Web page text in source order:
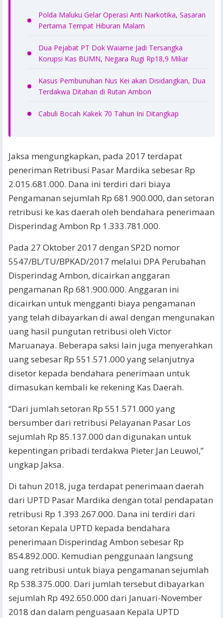
Polda Maluku Gelar Operasi Anti Narkotika, Sasaran
Pertama Tempat Hiburan Malam
Dua Pejabat PT Dok Waiame Jadi Tersangka
Korupsi Kas BUMN, Negara Rugi Rp18,9 Miliar
Kasus Pembunuhan Nus Kei akan Disidangkan, Dua
Terdakwa Ditahan di Rutan Ambon
Cabuli Bocah Kakek 70 Tahun Ini Ditangkap
Jaksa mengungkapkan, pada 2017 terdapat
peneriman Retribusi Pasar Mardika sebesar Rp
2.015.681.000. Dana ini terdiri dari biaya
Pengamanan sejumlah Rp 681.900.000, dan setoran
retribusi ke kas daerah oleh bendahara penerimaan
Disperindag Ambon Rp 1.333.781.000.
Pada 27 Oktober 2017 dengan SP2D nomor
5547/BL/TU/BPKAD/2017 melalui DPA Perubahan
Disperindag Ambon, dicairkan anggaran
pengamanan Rp 681.900.000. Anggaran ini
dicairkan untuk mengganti biaya pengamanan
yang telah dibayarkan di awal dengan mengunakan
uang hasil pungutan retribusi oleh Victor
Maruanaya. Beberapa saksi lain juga menyerahkan
uang sebesar Rp 551.571.000 yang selanjutnya
disetor kepada bendahara penerimaan untuk
dimasukan kembali ke rekening Kas Daerah.
“Dari jumlah setoran Rp 551.571.000 yang
bersumber dari retribusi Pelayanan Pasar Los
sejumlah Rp 85.137.000 dan digunakan untuk
kepentingan pribadi terdakwa Pieter Jan Leuwol,”
ungkap Jaksa.
Di tahun 2018, juga terdapat penerimaan daerah
dari UPTD Pasar Mardika dengan total pendapatan
retribusi Rp 1.393.267.000. Dana ini terdiri dari
setoran Kepala UPTD kepada bendahara
penerimaan Disperindag Ambon sebesar Rp
854.892.000. Kemudian penggunaan langsung
uang retribusi untuk biaya pengamanan sejumlah
Rp 538.375.000. Dari jumlah tersebut dibayarkan
sejumlah Rp 492.650.000 dari Januari-November
2018 dan dalam penguasaan Kepala UPTD